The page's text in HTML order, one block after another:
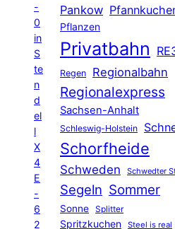
-
0
in
S
te
n
d
el
l
X
4
E
-
6
2
Pankow
Pflanzen
Privatbahn
Regen Regionalbahn
Regionalexpress
Sachsen-Anhalt
Schleswig-Holstein
Schorfheide
Schweden Schwedter
Segeln Sommer
Sonne Splitter
Spritzkuchen Steel is real